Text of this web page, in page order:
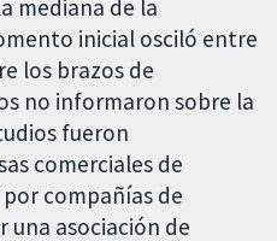
mediana de la
inicial osciló entre
los brazos de
no informaron sobre la
fueron
comerciales de
compañías de
una asociación de